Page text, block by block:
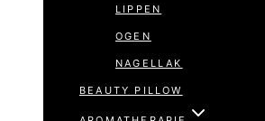
LIPPEN
OGEN
NAGELLAK
BEAUTY PILLOW